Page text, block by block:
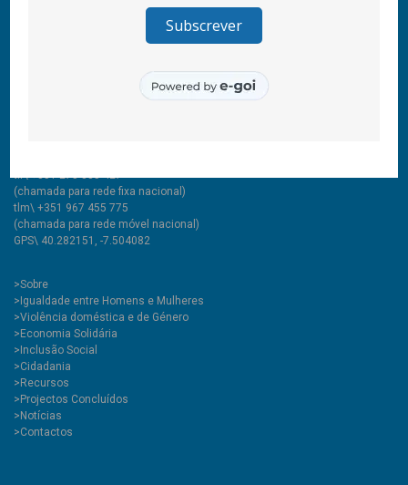
© 2011-2024 COOLABORA CRL
CooLabora, CRL — Intervenção Social
tlf\ +351 275 335 427
(chamada para rede fixa nacional)
tlm\ +351 967 455 775
(chamada para rede móvel nacional)
GPS\ 40.282151, -7.504082
>Sobre
>Igualdade entre Homens e Mulheres
>Violência doméstica e de Género
>Economia Solidária
>Inclusão Social
>Cidadania
>Recursos
>Projectos Concluídos
>Notícias
>Contactos